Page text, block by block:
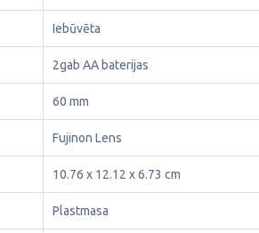
Iebūvēta
2gab AA baterijas
60 mm
Fujinon Lens
10.76 x 12.12 x 6.73 cm
Plastmasa